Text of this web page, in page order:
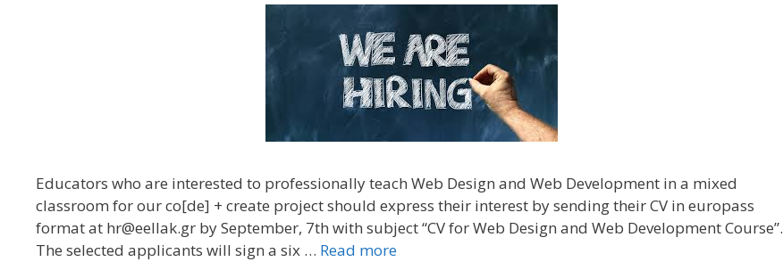
Educators who are interested to professionally teach Web Design and Web Development in a mixed
classroom for our co[de] + create project should express their interest by sending their CV in europass
format at hr@eellak.gr by September, 7th with subject “CV for Web Design and Web Development Course”.
The selected applicants will sign a six … Read more